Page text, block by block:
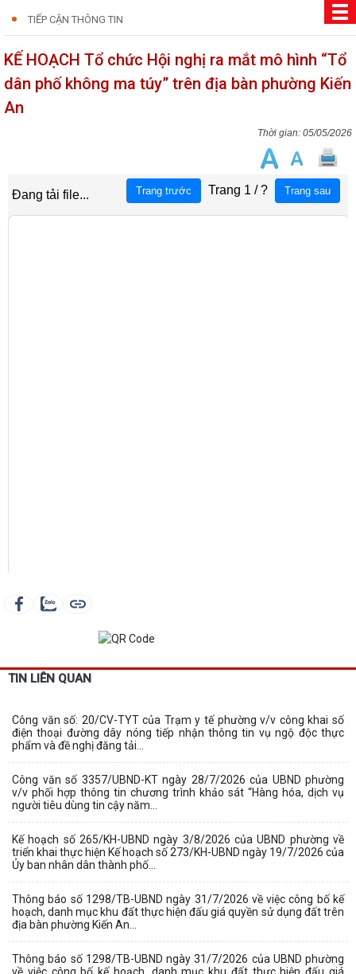
TIẾP CẬN THÔNG TIN
KẾ HOẠCH Tổ chức Hội nghị ra mắt mô hình “Tổ
dân phố không ma túy” trên địa bàn phường Kiến
An
05/05/2026
TIN LIÊN QUAN
Công văn số: 20/CV-TYT của Trạm y tế phường v/v công khai số
điện thoại đường dây nóng tiếp nhận thông tin vụ ngộ độc thực
phẩm và đề nghị đăng tải...
Công văn số 3357/UBND-KT ngày 28/7/2026 của UBND phường
v/v phối hợp thông tin chương trình khảo sát “Hàng hóa, dịch vụ
người tiêu dùng tin cậy năm...
Kế hoạch số 265/KH-UBND ngày 3/8/2026 của UBND phường về
triển khai thực hiện Kế hoạch số 273/KH-UBND ngày 19/7/2026 của
Ủy ban nhân dân thành phố...
Thông báo số 1298/TB-UBND ngày 31/7/2026 về việc công bố kế
hoạch, danh mục khu đất thực hiện đấu giá quyền sử dụng đất trên
địa bàn phường Kiến An...
Thông báo số 1298/TB-UBND ngày 31/7/2026 của UBND phường
về việc công bố kế hoạch, danh mục khu đất thực hiện đấu giá